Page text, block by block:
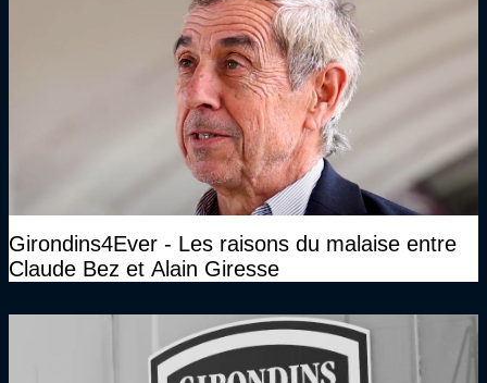
Girondins4Ever - Les raisons du malaise entre
Claude Bez et Alain Giresse